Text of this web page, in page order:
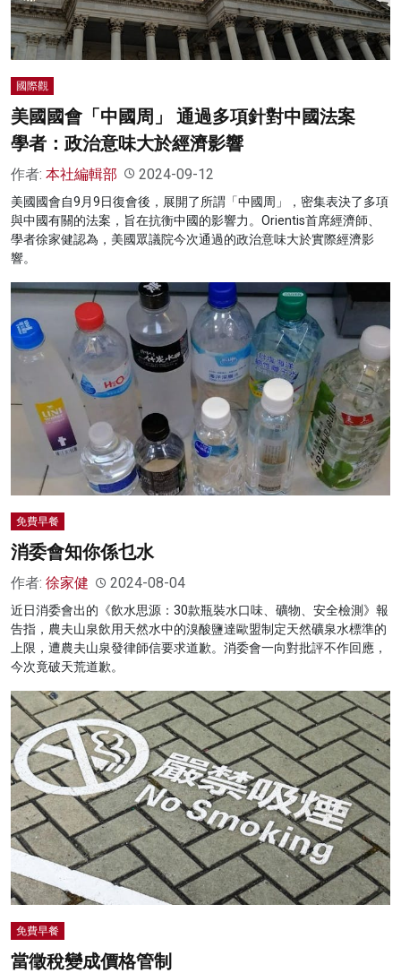
國際觀
美國國會「中國周」 通過多項針對中國法案
學者：政治意味大於經濟影響
作者: 本社編輯部 2024-09-12
美國國會自9月9日復會後，展開了所謂「中國周」，密集表決了多項
與中國有關的法案，旨在抗衡中國的影響力。Orientis首席經濟師、
學者徐家健認為，美國眾議院今次通過的政治意味大於實際經濟影
響。
免費早餐
消委會知你係乜水
作者: 徐家健 2024-08-04
近日消委會出的《飲水思源：30款瓶裝水口味、礦物、安全檢測》報
告指，農夫山泉飲用天然水中的溴酸鹽達歐盟制定天然礦泉水標準的
上限，遭農夫山泉發律師信要求道歉。消委會一向對批評不作回應，
今次竟破天荒道歉。
免費早餐
當徵稅變成價格管制